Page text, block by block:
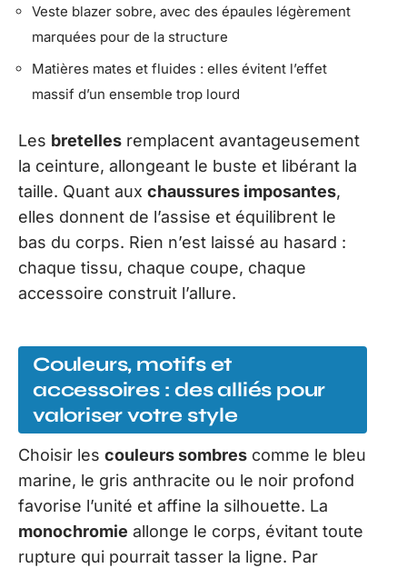
Veste blazer sobre, avec des épaules légèrement
marquées pour de la structure
Matières mates et fluides : elles évitent l’effet
massif d’un ensemble trop lourd
Les bretelles remplacent avantageusement
la ceinture, allongeant le buste et libérant la
taille. Quant aux chaussures imposantes,
elles donnent de l’assise et équilibrent le
bas du corps. Rien n’est laissé au hasard :
chaque tissu, chaque coupe, chaque
accessoire construit l’allure.
Couleurs, motifs et
accessoires : des alliés pour
valoriser votre style
Choisir les couleurs sombres comme le bleu
marine, le gris anthracite ou le noir profond
favorise l’unité et affine la silhouette. La
monochromie allonge le corps, évitant toute
rupture qui pourrait tasser la ligne. Par